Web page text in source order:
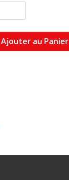
Ajouter au Panier